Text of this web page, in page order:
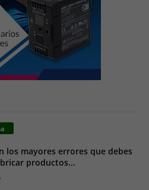
los mayores errores que debes
productos...